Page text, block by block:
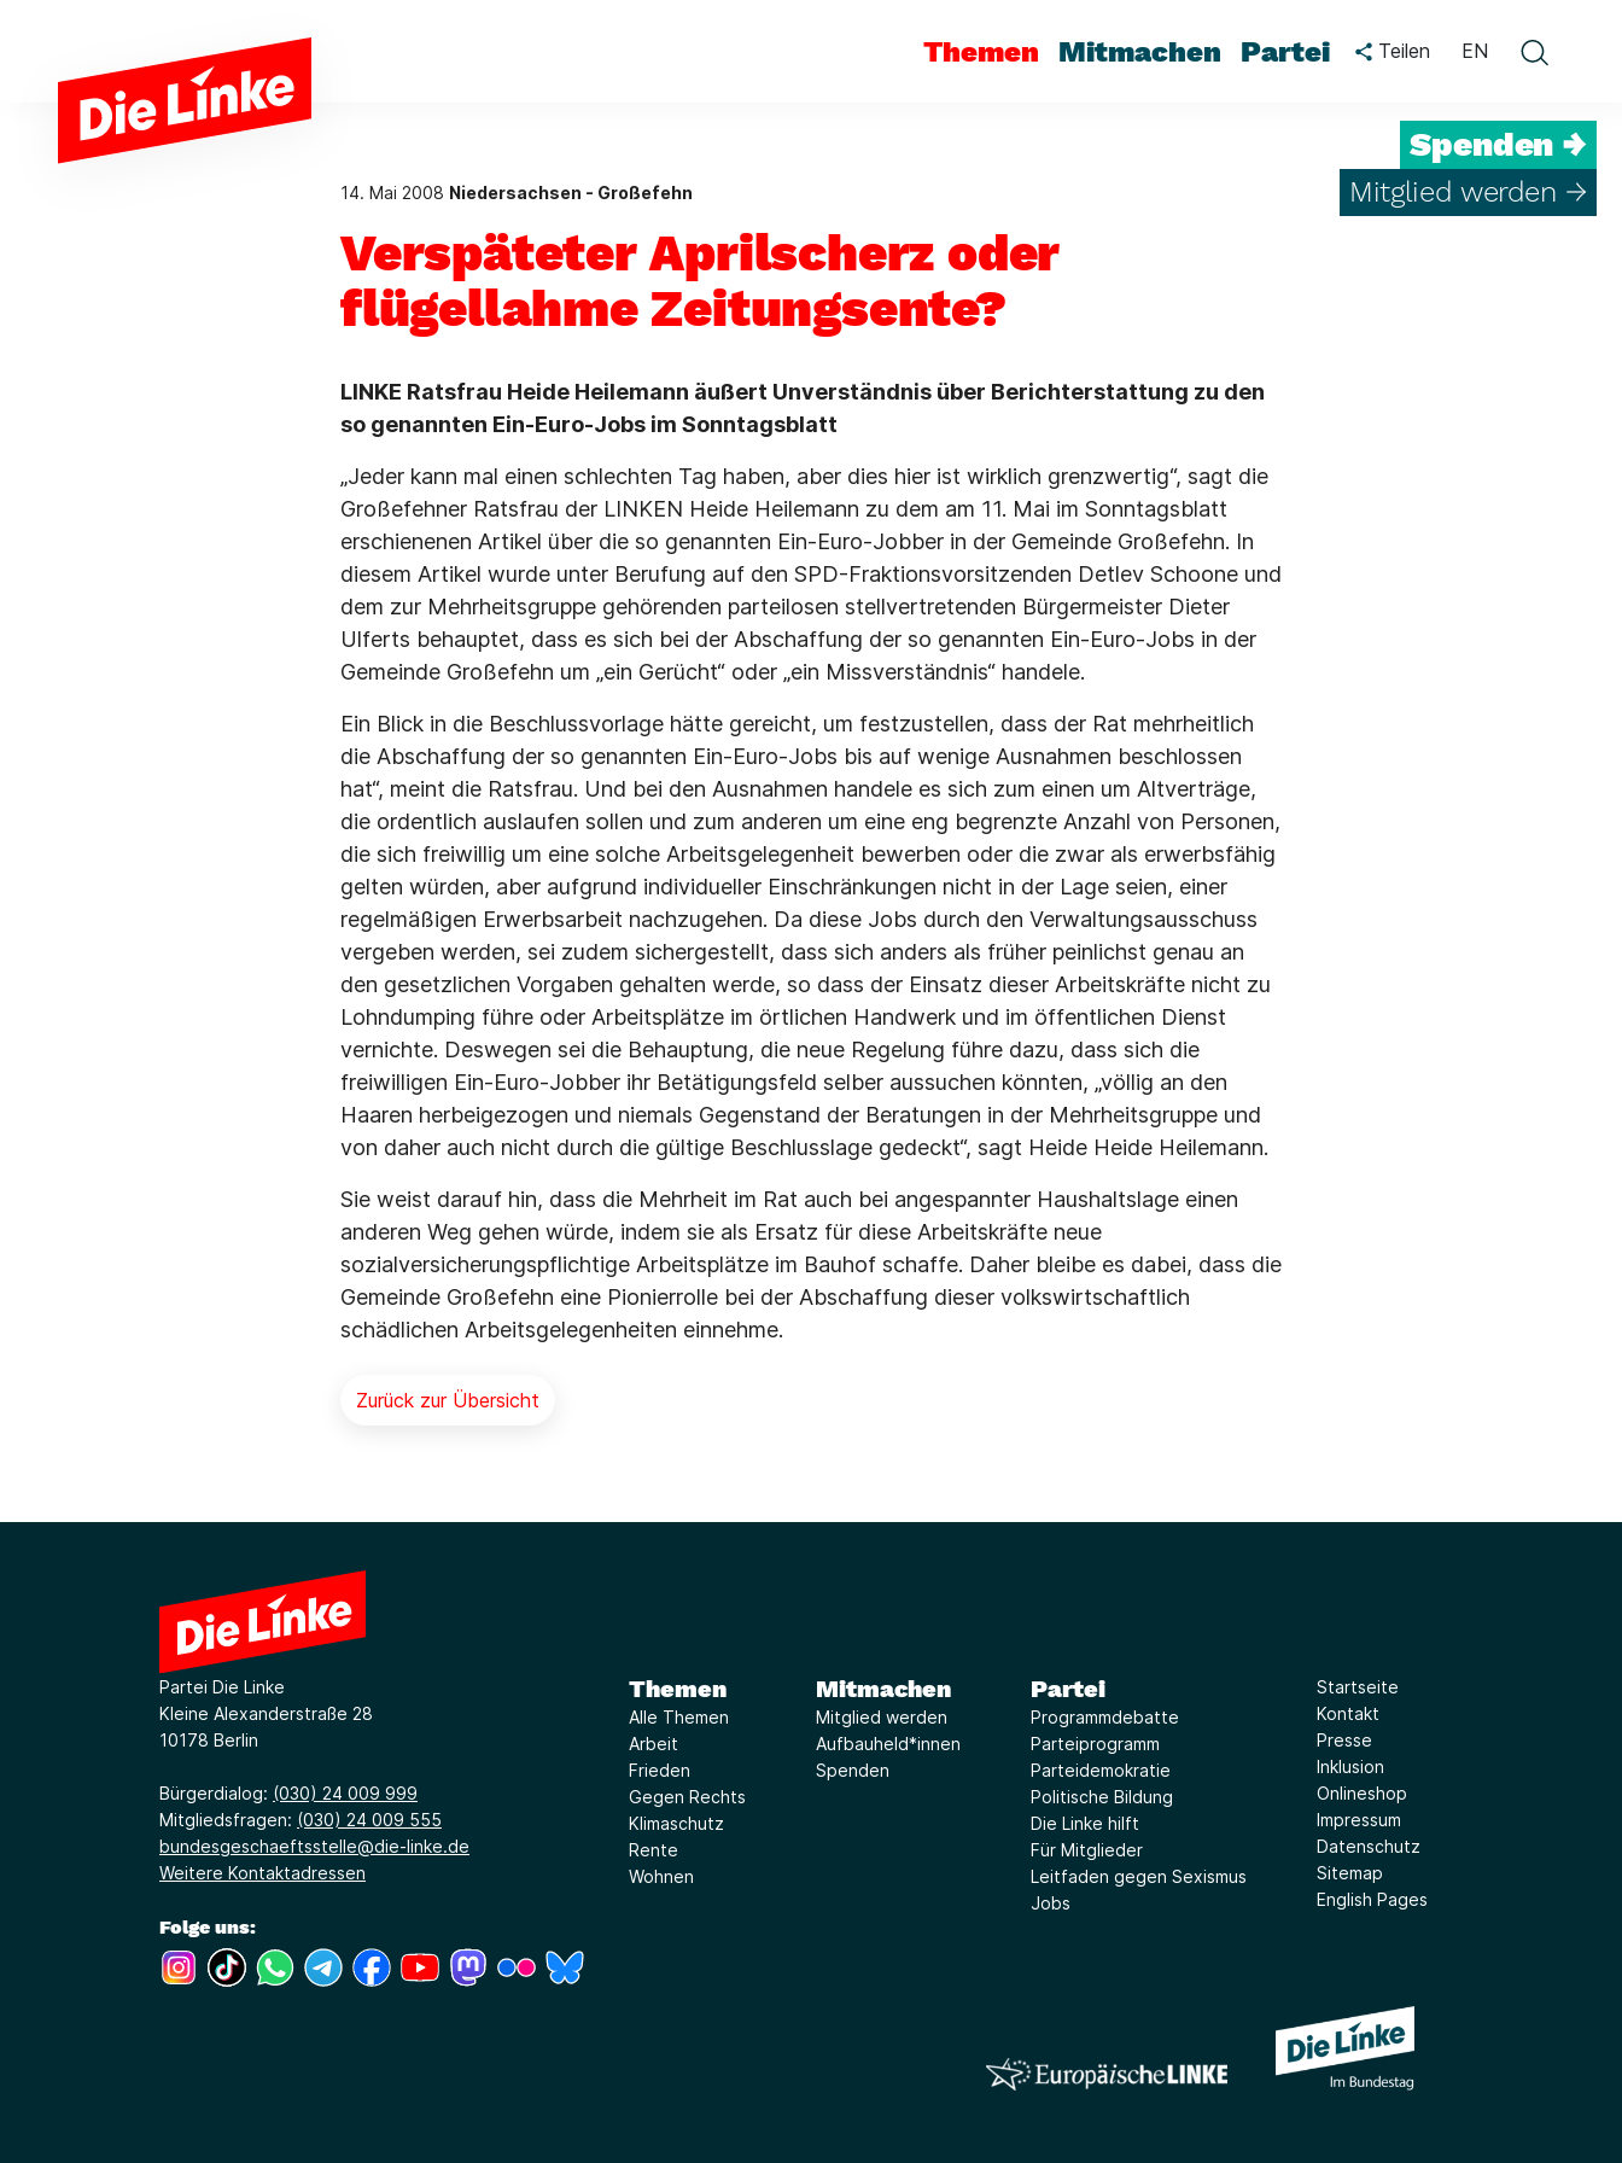
Themen Mitmachen Partei Teilen EN
Spenden →
Mitglied werden →
14. Mai 2008 Niedersachsen - Großefehn
Verspäteter Aprilscherz oder
flügellahme Zeitungsente?
LINKE Ratsfrau Heide Heilemann äußert Unverständnis über Berichterstattung zu den
so genannten Ein-Euro-Jobs im Sonntagsblatt
„Jeder kann mal einen schlechten Tag haben, aber dies hier ist wirklich grenzwertig“, sagt die
Großefehner Ratsfrau der LINKEN Heide Heilemann zu dem am 11. Mai im Sonntagsblatt
erschienenen Artikel über die so genannten Ein-Euro-Jobber in der Gemeinde Großefehn. In
diesem Artikel wurde unter Berufung auf den SPD-Fraktionsvorsitzenden Detlev Schoone und
dem zur Mehrheitsgruppe gehörenden parteilosen stellvertretenden Bürgermeister Dieter
Ulferts behauptet, dass es sich bei der Abschaffung der so genannten Ein-Euro-Jobs in der
Gemeinde Großefehn um „ein Gerücht“ oder „ein Missverständnis“ handele.
Ein Blick in die Beschlussvorlage hätte gereicht, um festzustellen, dass der Rat mehrheitlich
die Abschaffung der so genannten Ein-Euro-Jobs bis auf wenige Ausnahmen beschlossen
hat“, meint die Ratsfrau. Und bei den Ausnahmen handele es sich zum einen um Altverträge,
die ordentlich auslaufen sollen und zum anderen um eine eng begrenzte Anzahl von Personen,
die sich freiwillig um eine solche Arbeitsgelegenheit bewerben oder die zwar als erwerbsfähig
gelten würden, aber aufgrund individueller Einschränkungen nicht in der Lage seien, einer
regelmäßigen Erwerbsarbeit nachzugehen. Da diese Jobs durch den Verwaltungsausschuss
vergeben werden, sei zudem sichergestellt, dass sich anders als früher peinlichst genau an
den gesetzlichen Vorgaben gehalten werde, so dass der Einsatz dieser Arbeitskräfte nicht zu
Lohndumping führe oder Arbeitsplätze im örtlichen Handwerk und im öffentlichen Dienst
vernichte. Deswegen sei die Behauptung, die neue Regelung führe dazu, dass sich die
freiwilligen Ein-Euro-Jobber ihr Betätigungsfeld selber aussuchen könnten, „völlig an den
Haaren herbeigezogen und niemals Gegenstand der Beratungen in der Mehrheitsgruppe und
von daher auch nicht durch die gültige Beschlusslage gedeckt“, sagt Heide Heide Heilemann.
Sie weist darauf hin, dass die Mehrheit im Rat auch bei angespannter Haushaltslage einen
anderen Weg gehen würde, indem sie als Ersatz für diese Arbeitskräfte neue
sozialversicherungspflichtige Arbeitsplätze im Bauhof schaffe. Daher bleibe es dabei, dass die
Gemeinde Großefehn eine Pionierrolle bei der Abschaffung dieser volkswirtschaftlich
schädlichen Arbeitsgelegenheiten einnehme.
Zurück zur Übersicht
Partei Die Linke
Kleine Alexanderstraße 28
10178 Berlin
Bürgerdialog: (030) 24 009 999
Mitgliedsfragen: (030) 24 009 555
bundesgeschaeftsstelle@die-linke.de
Weitere Kontaktadressen
Folge uns:
(Link öffnet ein neues Fenster)
(Link öffnet ein neues Fenster)
(Link öffnet ein neues Fenster)
(Link öffnet ein neues Fenster)
(Link öffnet ein neues Fenster)
(Link öffnet ein neues Fenster)
(Link öffnet ein neues Fenster)
(Link öffnet ein neues Fenster)
Themen
Alle Themen
Arbeit
Frieden
Gegen Rechts
Klimaschutz
Rente
Wohnen
Mitmachen
Mitglied werden
Aufbauheld*innen
Spenden
Partei
Programmdebatte
Parteiprogramm
Parteidemokratie
Politische Bildung
Die Linke hilft
Für Mitglieder
Leitfaden gegen Sexismus
Jobs
Startseite
Kontakt
Presse
Inklusion
Onlineshop
Impressum
Datenschutz
Sitemap
English Pages
(Link öffnet ein neues Fenster)